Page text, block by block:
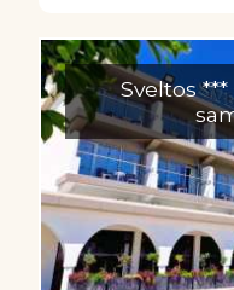
Sveltos